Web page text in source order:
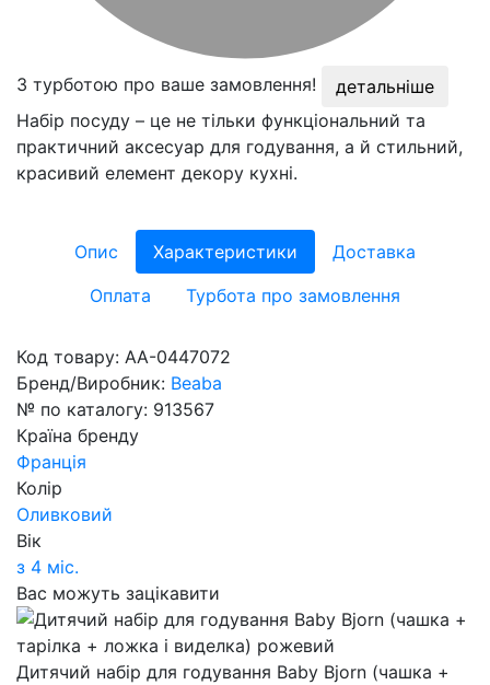
З турботою про ваше замовлення!
детальніше
Набір посуду – це не тільки функціональний та
практичний аксесуар для годування, а й стильний,
красивий елемент декору кухні.
Опис Характеристики
Доставка
Оплата
Турбота про замовлення
Код товару: AA-0447072
Бренд/Виробник: Beaba
№ по каталогу: 913567
Країна бренду
Франція
Колір
Оливковий
Вік
з 4 міс.
Вас можуть зацікавити
Дитячий набір для годування Baby Bjorn (чашка +